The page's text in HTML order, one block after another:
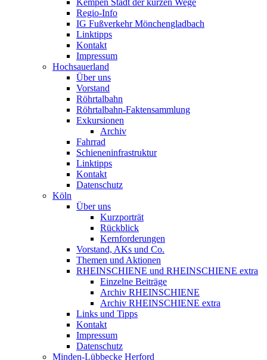
Kempen Stadt der kurzen Wege
Regio-Info
IG Fußverkehr Mönchengladbach
Linktipps
Kontakt
Impressum
Hochsauerland
Über uns
Vorstand
Röhrtalbahn
Röhrtalbahn-Faktensammlung
Exkursionen
Archiv
Fahrrad
Schieneninfrastruktur
Linktipps
Kontakt
Datenschutz
Köln
Über uns
Kurzporträt
Rückblick
Kernforderungen
Vorstand, AKs und Co.
Themen und Aktionen
RHEINSCHIENE und RHEINSCHIENE extra
Einzelne Beiträge
Archiv RHEINSCHIENE
Archiv RHEINSCHIENE extra
Links und Tipps
Kontakt
Impressum
Datenschutz
Minden-Lübbecke Herford